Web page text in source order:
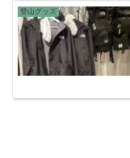
登山グッズ